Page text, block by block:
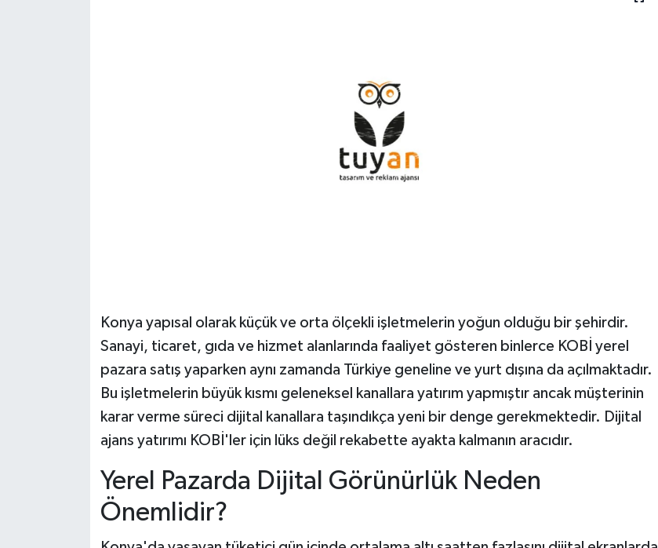
Konya yapısal olarak küçük ve orta ölçekli işletmelerin yoğun olduğu bir şehirdir.
Sanayi, ticaret, gıda ve hizmet alanlarında faaliyet gösteren binlerce KOBİ yerel
pazara satış yaparken aynı zamanda Türkiye geneline ve yurt dışına da açılmaktadır.
Bu işletmelerin büyük kısmı geleneksel kanallara yatırım yapmıştır ancak müşterinin
karar verme süreci dijital kanallara taşındıkça yeni bir denge gerekmektedir. Dijital
ajans yatırımı KOBİ'ler için lüks değil rekabette ayakta kalmanın aracıdır.
Yerel Pazarda Dijital Görünürlük Neden
Önemlidir?